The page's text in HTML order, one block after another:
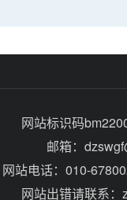
网站标识码
邮箱：
网站电话：010-
网站出错请联系